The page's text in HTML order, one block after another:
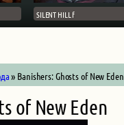
SILENT HILL f
» Banishers: Ghosts of New Eden
of New Eden